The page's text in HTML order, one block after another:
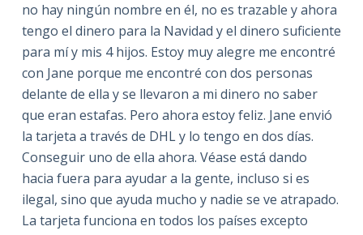
no hay ningún nombre en él, no es trazable y ahora
tengo el dinero para la Navidad y el dinero suficiente
para mí y mis 4 hijos. Estoy muy alegre me encontré
con Jane porque me encontré con dos personas
delante de ella y se llevaron a mi dinero no saber
que eran estafas. Pero ahora estoy feliz. Jane envió
la tarjeta a través de DHL y lo tengo en dos días.
Conseguir uno de ella ahora. Véase está dando
hacia fuera para ayudar a la gente, incluso si es
ilegal, sino que ayuda mucho y nadie se ve atrapado.
La tarjeta funciona en todos los países excepto